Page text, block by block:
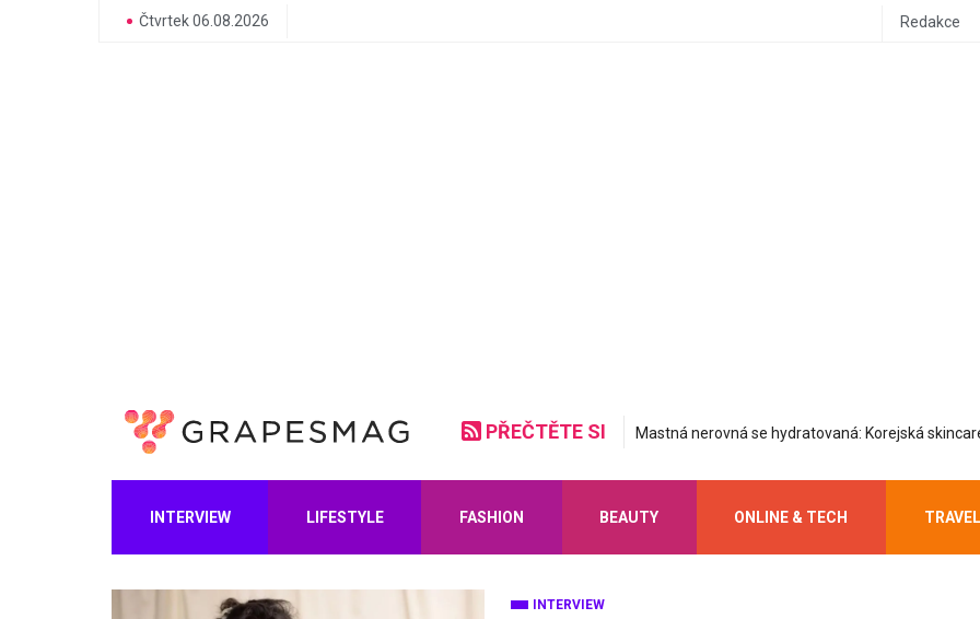
Čtvrtek 06.08.2026 Redakce
PŘEČTĚTE SI Do letadla stylově a pohodlně: Inspirujte se airport
INTERVIEW LIFESTYLE FASHION BEAUTY ONLINE & TECH TRAVEL
INTERVIEW